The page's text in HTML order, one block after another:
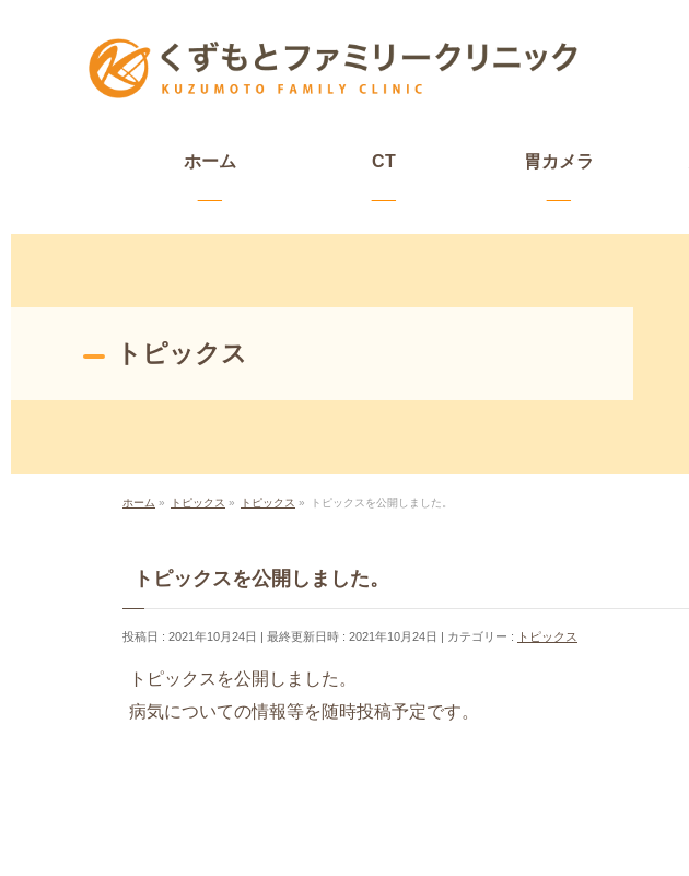
ホーム CT 胃カメラ
トピックス
ホーム » トピックス » トピックス » トピックスを公開しました。
トピックスを公開しました。
投稿日 : 2021年10月24日 最終更新日時 : 2021年10月24日 カテゴリー : トピックス
トピックスを公開しました。
病気についての情報等を随時投稿予定です。